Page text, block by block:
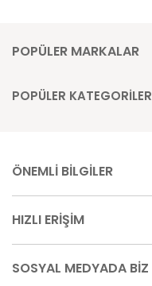
POPÜLER MARKALAR
POPÜLER KATEGORİLER
ÖNEMLİ BİLGİLER
HIZLI ERİŞİM
SOSYAL MEDYADA BİZ